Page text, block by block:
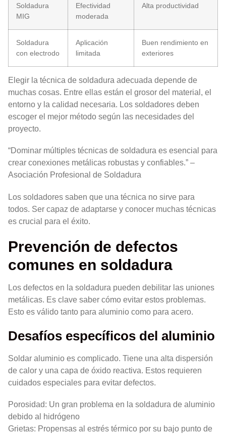
Soldadura
MIG
Efectividad
moderada
Alta productividad
Soldadura
con electrodo
Aplicación
limitada
Buen rendimiento en
exteriores
Elegir la técnica de soldadura adecuada depende de
muchas cosas. Entre ellas están el grosor del material, el
entorno y la calidad necesaria. Los soldadores deben
escoger el mejor método según las necesidades del
proyecto.
“Dominar múltiples técnicas de soldadura es esencial para
crear conexiones metálicas robustas y confiables.” –
Asociación Profesional de Soldadura
Los soldadores saben que una técnica no sirve para
todos. Ser capaz de adaptarse y conocer muchas técnicas
es crucial para el éxito.
Prevención de defectos
comunes en soldadura
Los defectos en la soldadura pueden debilitar las uniones
metálicas. Es clave saber cómo evitar estos problemas.
Esto es válido tanto para aluminio como para acero.
Desafíos específicos del aluminio
Soldar aluminio es complicado. Tiene una alta dispersión
de calor y una capa de óxido reactiva. Estos requieren
cuidados especiales para evitar defectos.
Porosidad: Un gran problema en la soldadura de aluminio
debido al hidrógeno
Grietas: Propensas al estrés térmico por su bajo punto de